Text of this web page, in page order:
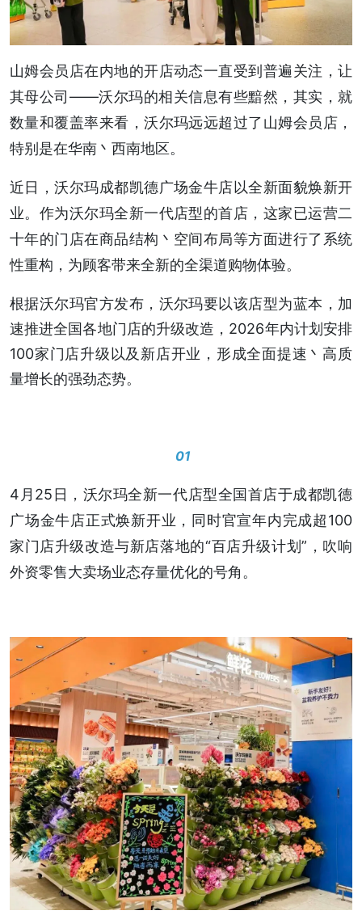
山姆会员店在内地的开店动态一直受到普遍关注，让
其母公司——沃尔玛的相关信息有些黯然，其实，就
数量和覆盖率来看，沃尔玛远远超过了山姆会员店，
特别是在华南丶西南地区。
近日，沃尔玛成都凯德广场金牛店以全新面貌焕新开
业。作为沃尔玛全新一代店型的首店，这家已运营二
十年的门店在商品结构丶空间布局等方面进行了系统
性重构，为顾客带来全新的全渠道购物体验。
根据沃尔玛官方发布，沃尔玛要以该店型为蓝本，加
速推进全国各地门店的升级改造，2026年内计划安排
100家门店升级以及新店开业，形成全面提速丶高质
量增长的强劲态势。
01
4月25日，沃尔玛全新一代店型全国首店于成都凯德
广场金牛店正式焕新开业，同时官宣年内完成超100
家门店升级改造与新店落地的“百店升级计划”，吹响
外资零售大卖场业态存量优化的号角。